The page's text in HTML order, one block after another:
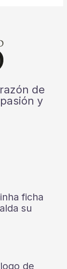
de
y
ficha
su
de